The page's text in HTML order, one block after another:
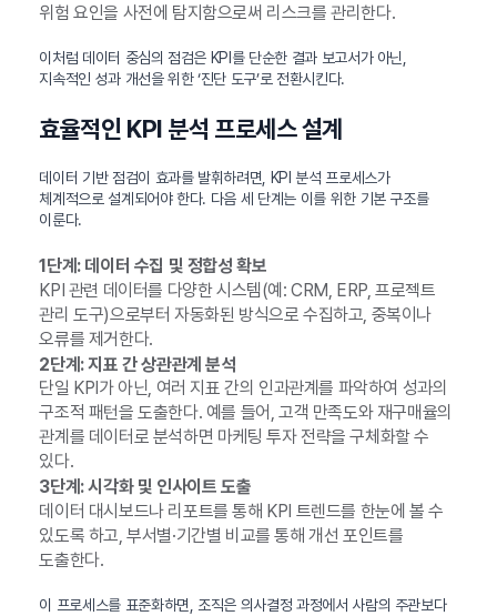
위험 요인을 사전에 탐지함으로써 리스크를 관리한다.
이처럼 데이터 중심의 점검은 KPI를 단순한 결과 보고서가 아닌,
지속적인 성과 개선을 위한 ‘진단 도구’로 전환시킨다.
효율적인 KPI 분석 프로세스 설계
데이터 기반 점검이 효과를 발휘하려면, KPI 분석 프로세스가
체계적으로 설계되어야 한다. 다음 세 단계는 이를 위한 기본 구조를
이룬다.
1단계: 데이터 수집 및 정합성 확보
KPI 관련 데이터를 다양한 시스템(예: CRM, ERP, 프로젝트
관리 도구)으로부터 자동화된 방식으로 수집하고, 중복이나
오류를 제거한다.
2단계: 지표 간 상관관계 분석
단일 KPI가 아닌, 여러 지표 간의 인과관계를 파악하여 성과의
구조적 패턴을 도출한다. 예를 들어, 고객 만족도와 재구매율의
관계를 데이터로 분석하면 마케팅 투자 전략을 구체화할 수
있다.
3단계: 시각화 및 인사이트 도출
데이터 대시보드나 리포트를 통해 KPI 트렌드를 한눈에 볼 수
있도록 하고, 부서별·기간별 비교를 통해 개선 포인트를
도출한다.
이 프로세스를 표준화하면, 조직은 의사결정 과정에서 사람의 주관보다